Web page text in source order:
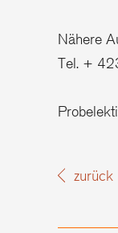
Nähere
Tel. +
zurück